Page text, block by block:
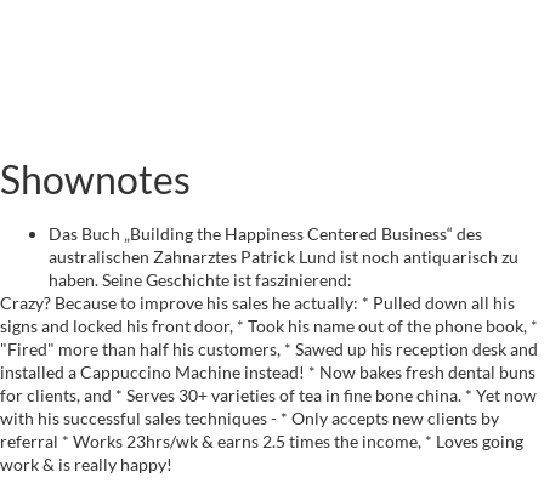
Shownotes
Das Buch „Building the Happiness Centered Business“ des
australischen Zahnarztes Patrick Lund ist noch antiquarisch zu
haben. Seine Geschichte ist faszinierend:
Crazy? Because to improve his sales he actually: * Pulled down all his
signs and locked his front door, * Took his name out of the phone book, *
"Fired" more than half his customers, * Sawed up his reception desk and
installed a Cappuccino Machine instead! * Now bakes fresh dental buns
for clients, and * Serves 30+ varieties of tea in fine bone china. * Yet now
with his successful sales techniques - * Only accepts new clients by
referral * Works 23hrs/wk & earns 2.5 times the income, * Loves going
work & is really happy!